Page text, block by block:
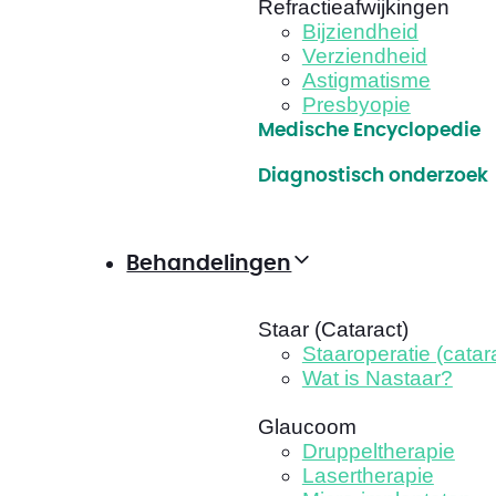
Refractieafwijkingen
Bijziendheid
Verziendheid
Astigmatisme
Presbyopie
Medische Encyclopedie
Diagnostisch onderzoek
Behandelingen
Staar (Cataract)
Staaroperatie
Wat is Nastaar?
Glaucoom
Druppeltherapie
Lasertherapie